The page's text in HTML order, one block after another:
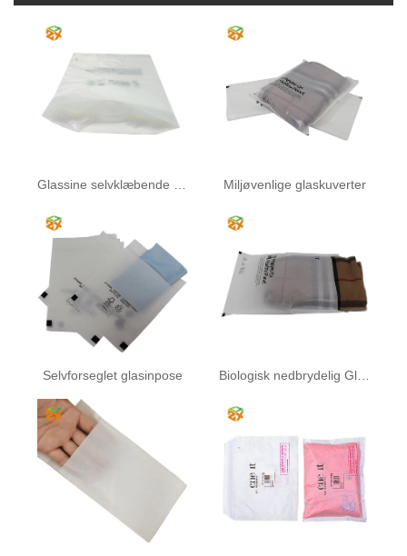
Miljøvenlige glaskuverter
Selvforseglet glasinpose